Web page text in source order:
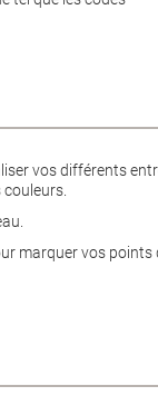
vos différents
marquer vos points